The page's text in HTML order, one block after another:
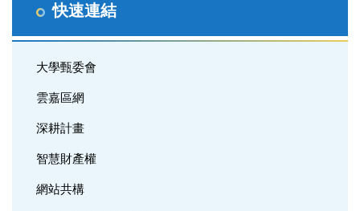
快速連結
大學甄委會
雲嘉區網
深耕計畫
智慧財產權
網站共構